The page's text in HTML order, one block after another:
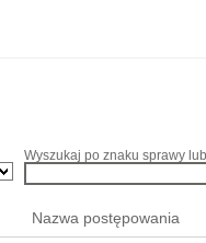
Wyszukaj po znaku sprawy
Nazwa postępowania